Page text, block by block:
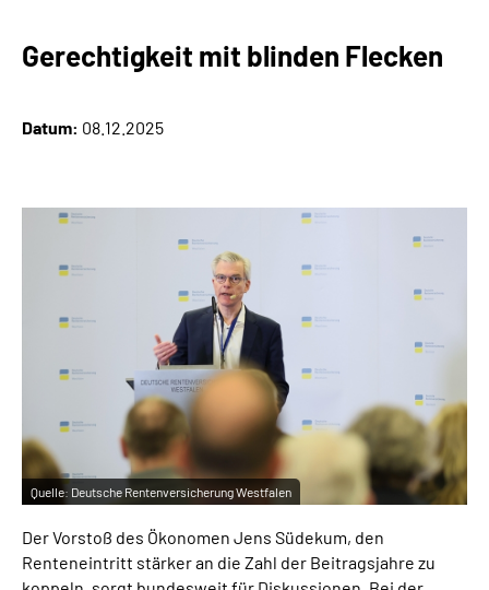
Presse
Inhalte in Gebärdensprache (DGS)
Leichte Sprache
Mein Kundenportal
Gerechtigkeit mit blinden Flecken
Datum: 08.12.2025
Quelle: Deutsche Rentenversicherung Westfalen
Der Vorstoß des Ökonomen Jens Südekum, den
Renteneintritt stärker an die Zahl der Beitragsjahre zu